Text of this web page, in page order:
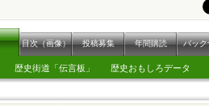
目次（画像） 投稿募集 年間購読 バック
歴史街道「伝言板」 歴史おもしろデータ